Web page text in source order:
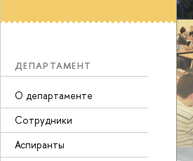
ДЕПАРТАМЕНТ
О департаменте
Сотрудники
Аспиранты